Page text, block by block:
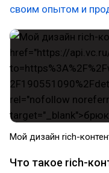
своим опытом и
Мой дизайн rich-
Что такое rich-